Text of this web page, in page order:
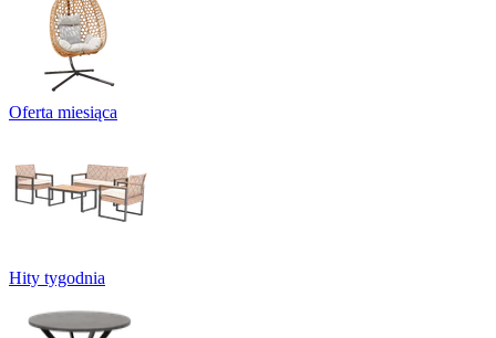
Oferta miesiąca
Hity tygodnia